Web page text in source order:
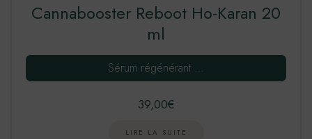
Cannabooster Reboot Ho-Karan 20
ml
Sérum régénérant …
39,00€
LIRE LA SUITE